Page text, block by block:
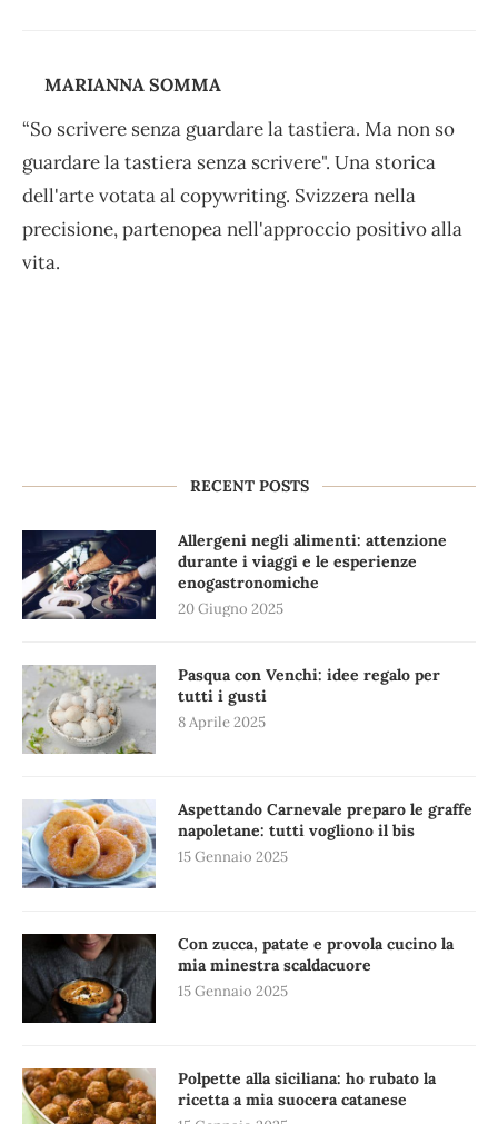
MARIANNA SOMMA
“So scrivere senza guardare la tastiera. Ma non so
guardare la tastiera senza scrivere". Una storica
dell'arte votata al copywriting. Svizzera nella
precisione, partenopea nell'approccio positivo alla
vita.
RECENT POSTS
Allergeni negli alimenti: attenzione
durante i viaggi e le esperienze
enogastronomiche
20 Giugno 2025
Pasqua con Venchi: idee regalo per
tutti i gusti
8 Aprile 2025
Aspettando Carnevale preparo le graffe
napoletane: tutti vogliono il bis
15 Gennaio 2025
Con zucca, patate e provola cucino la
mia minestra scaldacuore
15 Gennaio 2025
Polpette alla siciliana: ho rubato la
ricetta a mia suocera catanese